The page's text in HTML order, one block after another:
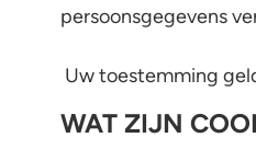
persoonsgegevens
Uw toestemming
WAT ZIJN